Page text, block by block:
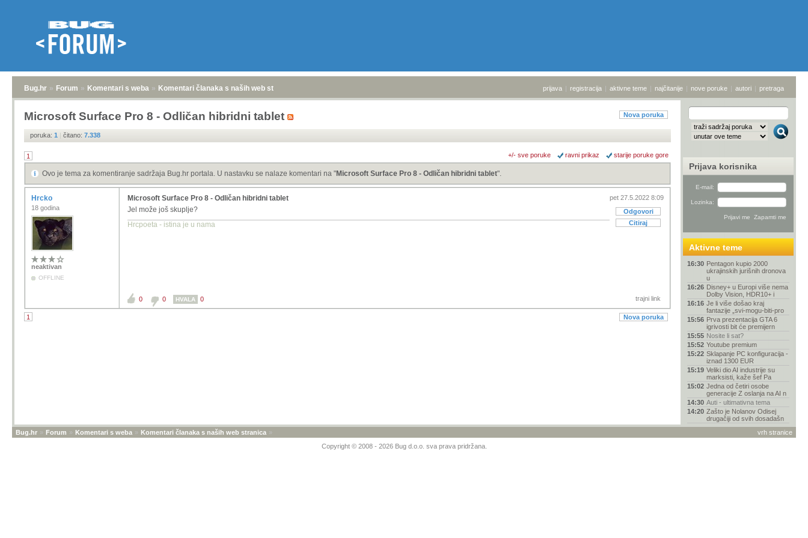
Bug.hr » Forum » Komentari s weba » Komentari članaka s naših web stranica prijava | registracija | aktivne teme | najčitanije | nove poruke | autori | pretraga
Nova poruka
Microsoft Surface Pro 8 - Odličan hibridni tablet
poruka: 1 | čitano: 7.338
1 +/- sve poruke ravni prikaz starije poruke gore
Ovo je tema za komentiranje sadržaja Bug.hr portala. U nastavku se nalaze komentari na "Microsoft Surface Pro 8 - Odličan hibridni tablet".
Hrcko
18 godina
neaktivan
OFFLINE
pet 27.5.2022 8:09
Odgovori
Citiraj
Microsoft Surface Pro 8 - Odličan hibridni tablet
Jel može još skuplje?
Hrcpoeta - istina je u nama
trajni link
0 0 HVALA 0
1 Nova poruka
Prijava korisnika
E-mail:
Lozinka:
Aktivne teme
16:30 Pentagon kupio 2000
ukrajinskih jurišnih dronova
u
16:26 Disney+ u Europi više nema
Dolby Vision, HDR10+ i
16:16 Je li više došao kraj
fantazije „svi-mogu-biti-pro
15:56 Prva prezentacija GTA 6
igrivosti bit će premijern
15:55 Nosite li sat?
15:52 Youtube premium
15:22 Sklapanje PC konfiguracija -
iznad 1300 EUR
15:19 Veliki dio AI industrije su
marksisti, kaže šef Pa
15:02 Jedna od četiri osobe
generacije Z oslanja na AI n
14:30 Auti - ultimativna tema
14:20 Zašto je Nolanov Odisej
drugačiji od svih dosadašn
13:52 Bijeli haker promijenio
stranu? Doznalo se tko je
vrh stranice
Bug.hr » Forum » Komentari s weba » Komentari članaka s naših web stranica »
Copyright © 2008 - 2026 Bug d.o.o. sva prava pridržana.